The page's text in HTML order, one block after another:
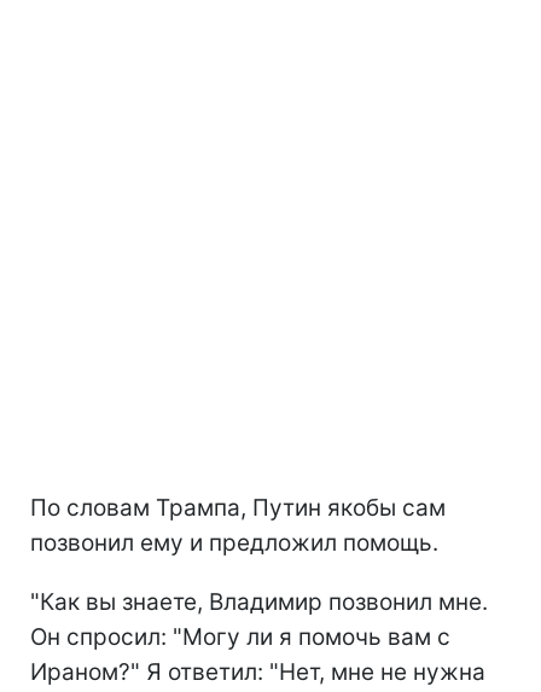
По словам Трампа, Путин якобы сам
позвонил ему и предложил помощь.
"Как вы знаете, Владимир позвонил мне.
Он спросил: "Могу ли я помочь вам с
Ираном?" Я ответил: "Нет, мне не нужна